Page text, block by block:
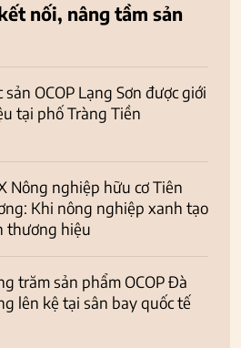
nối, nâng tầm sản
sản OCOP Lạng Sơn được giới
tại phố Tràng Tiền
Nông nghiệp hữu cơ Tiên
Khi nông nghiệp xanh tạo
thương hiệu
trăm sản phẩm OCOP Đà
lên kệ tại sân bay quốc tế